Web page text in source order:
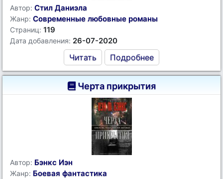
Автор: Стил Даниэла
Жанр: Современные любовные романы
Страниц: 119
Дата добавления: 26-07-2020
Читать Подробнее
Черта прикрытия
Автор: Бэнкс Иэн
Жанр: Боевая фантастика